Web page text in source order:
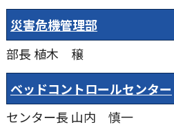
災害危機管理部
部長 植木 穣
ベッドコントロールセンター
センター長 山内 慎一